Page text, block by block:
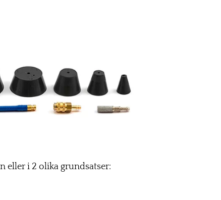
eller i 2 olika grundsatser: